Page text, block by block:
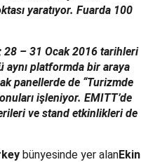
yaratıyor. Fuarda 100
28 – 31 Ocak 2016 tarihleri
aynı platformda bir araya
panellerde de “Turizmde
işleniyor. EMITT’de
ve stand etkinlikleri de
bünyesinde yer alanEkin